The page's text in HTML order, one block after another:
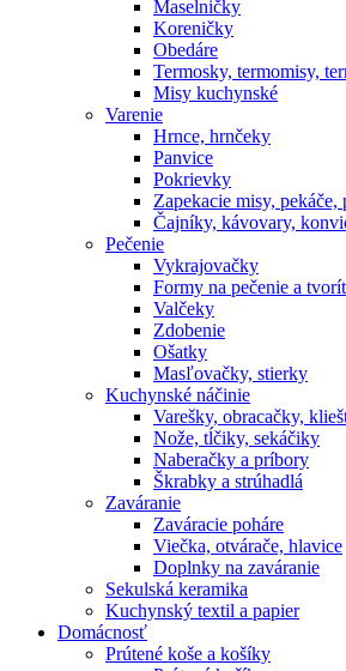
Maselničky
Koreničky
Obedáre
Termosky, termomisy,
Misy kuchynské
Varenie
Hrnce, hrnčeky
Panvice
Pokrievky
Zapekacie misy, pekáče,
Čajníky, kávovary,
Pečenie
Vykrajovačky
Formy na pečenie a
Valčeky
Zdobenie
Ošatky
Masľovačky, stierky
Kuchynské náčinie
Varešky, obracačky,
Nože, tĺčiky, sekáčiky
Naberačky a príbory
Škrabky a strúhadlá
Zaváranie
Zaváracie poháre
Viečka, otvárače, hlavice
Doplnky na zaváranie
Sekulská keramika
Kuchynský textil a papier
Domácnosť
Prútené koše a košíky